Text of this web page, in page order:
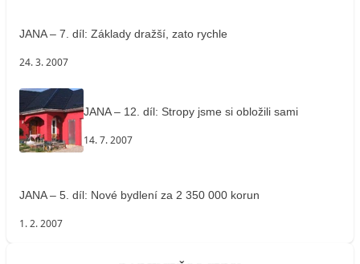
JANA – 7. díl: Základy dražší, zato rychle
24. 3. 2007
JANA – 12. díl: Stropy jsme si obložili sami
14. 7. 2007
JANA – 5. díl: Nové bydlení za 2 350 000 korun
1. 2. 2007